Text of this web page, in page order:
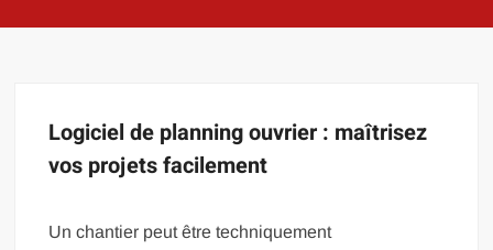
Logiciel de planning ouvrier : maîtrisez
vos projets facilement
Un chantier peut être techniquement